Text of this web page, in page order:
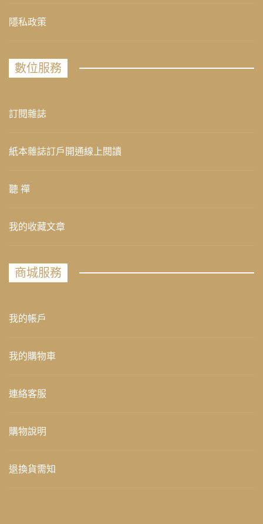
隱私政策
數位服務
訂閱雜誌
紙本雜誌訂戶開通線上閱讀
聽 禪
我的收藏文章
商城服務
我的帳戶
我的購物車
連絡客服
購物說明
退換貨需知